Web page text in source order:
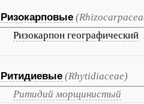
Ризокарповые
Ризокарпон географический
Ритидиевые (Rhytidiaceae)
Ритидий морщинистый